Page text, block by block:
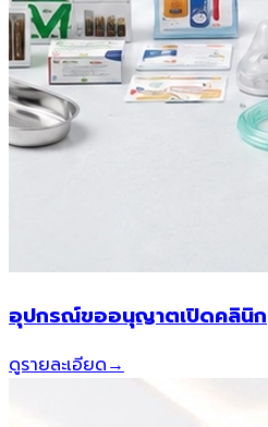
อุปกรณ์ขออนุญาตเปิดคลินิก
ดูรายละเอียด→